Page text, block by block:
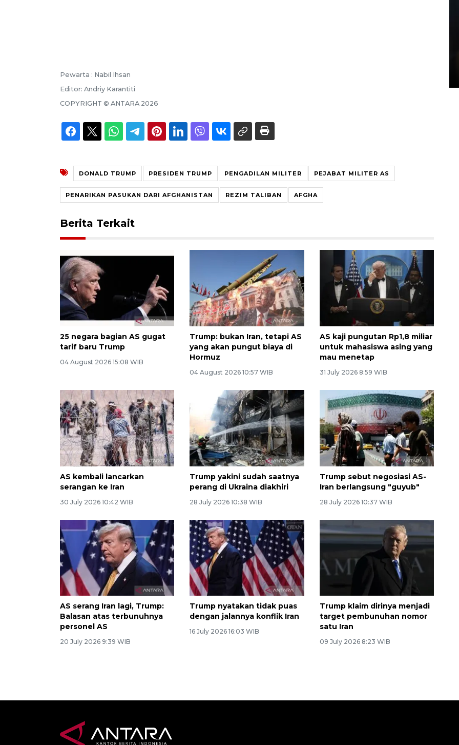
Pewarta : Nabil Ihsan
Editor: Andriy Karantiti
COPYRIGHT © ANTARA 2026
DONALD TRUMP PRESIDEN TRUMP PENGADILAN MILITER PEJABAT MILITER AS
PENARIKAN PASUKAN DARI AFGHANISTAN REZIM TALIBAN AFGHA
Berita Terkait
25 negara bagian AS gugat
tarif baru Trump
04 August 2026 15:08 WIB
Trump: bukan Iran, tetapi AS
yang akan pungut biaya di
Hormuz
04 August 2026 10:57 WIB
AS kaji pungutan Rp1,8 miliar
untuk mahasiswa asing yang
mau menetap
31 July 2026 8:59 WIB
AS kembali lancarkan
serangan ke Iran
30 July 2026 10:42 WIB
Trump yakini sudah saatnya
perang di Ukraina diakhiri
28 July 2026 10:38 WIB
Trump sebut negosiasi AS-
Iran berlangsung "guyub"
28 July 2026 10:37 WIB
AS serang Iran lagi, Trump:
Balasan atas terbunuhnya
personel AS
20 July 2026 9:39 WIB
Trump nyatakan tidak puas
dengan jalannya konflik Iran
16 July 2026 16:03 WIB
Trump klaim dirinya menjadi
target pembunuhan nomor
satu Iran
09 July 2026 8:23 WIB